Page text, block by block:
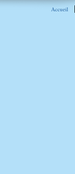
Accueil